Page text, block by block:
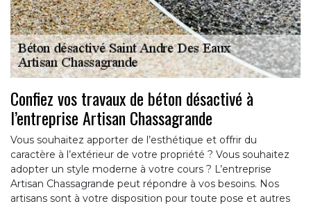
Confiez vos travaux de béton désactivé à
l’entreprise Artisan Chassagrande
Vous souhaitez apporter de l’esthétique et offrir du
caractère à l’extérieur de votre propriété ? Vous souhaitez
adopter un style moderne à votre cours ? L’entreprise
Artisan Chassagrande peut répondre à vos besoins. Nos
artisans sont à votre disposition pour toute pose et autres